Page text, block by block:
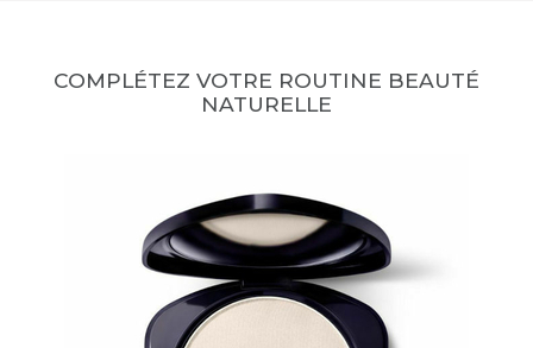
COMPLÉTEZ VOTRE ROUTINE BEAUTÉ
NATURELLE